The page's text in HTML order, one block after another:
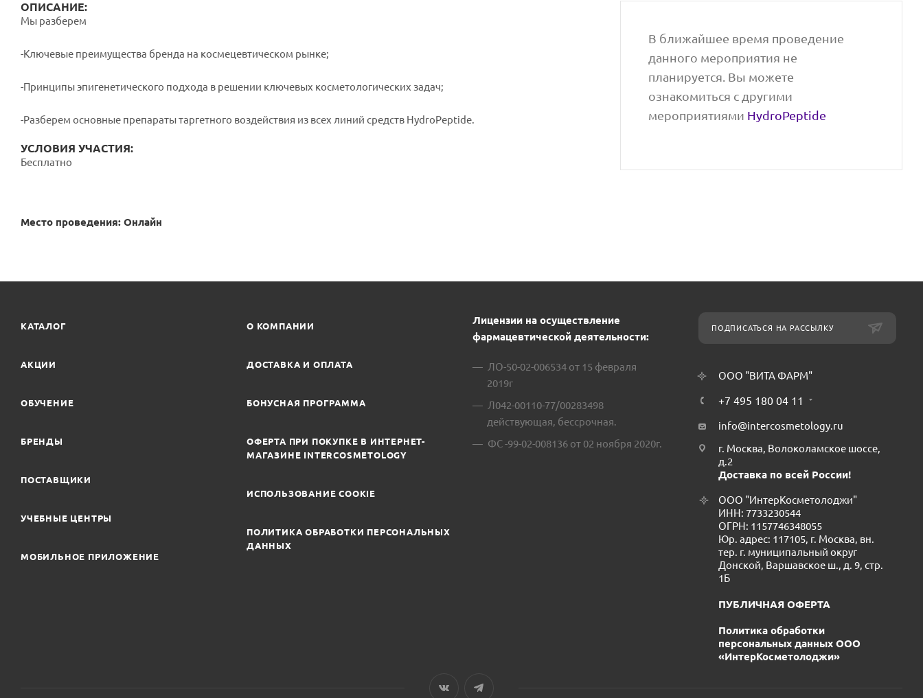
В ближайшее время проведение
данного мероприятия не
планируется. Вы можете
ознакомиться с другими
мероприятиями HydroPeptide
ОПИСАНИЕ:
Мы разберем
-Ключевые преимущества бренда на космецевтическом рынке;
-Принципы эпигенетического подхода в решении ключевых косметологических задач;
-Разберем основные препараты таргетного воздействия из всех линий средств HydroPeptide.
УСЛОВИЯ УЧАСТИЯ:
Бесплатно
Место проведения: Онлайн
КАТАЛОГ
АКЦИИ
ОБУЧЕНИЕ
БРЕНДЫ
ПОСТАВЩИКИ
УЧЕБНЫЕ ЦЕНТРЫ
МОБИЛЬНОЕ ПРИЛОЖЕНИЕ
О КОМПАНИИ
ДОСТАВКА И ОПЛАТА
БОНУСНАЯ ПРОГРАММА
ОФЕРТА ПРИ ПОКУПКЕ В ИНТЕРНЕТ-
МАГАЗИНЕ INTERCOSMETOLOGY
ИСПОЛЬЗОВАНИЕ COOKIE
ПОЛИТИКА ОБРАБОТКИ ПЕРСОНАЛЬНЫХ
ДАННЫХ
Лицензии на осуществление
фармацевтической деятельности:
ЛО-50-02-006534 от 15 февраля
2019г
Л042-00110-77/00283498
действующая, бессрочная.
ФС -99-02-008136 от 02 ноября 2020г.
ПОДПИСАТЬСЯ НА РАССЫЛКУ
ООО "ВИТА ФАРМ"
+7 495 180 04 11
info@intercosmetology.ru
г. Москва, Волоколамское шоссе,
д.2
Доставка по всей России!
ООО "ИнтерКосметолоджи"
ИНН: 7733230544
ОГРН: 1157746348055
Юр. адрес: 117105, г. Москва, вн.
тер. г. муниципальный округ
Донской, Варшавское ш., д. 9, стр.
1Б
ПУБЛИЧНАЯ ОФЕРТА
Политика обработки
персональных данных ООО
«ИнтерКосметолоджи»